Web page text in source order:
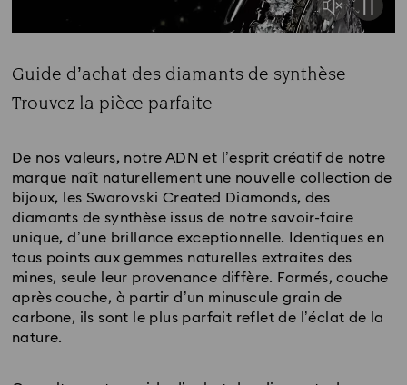
Guide d’achat des diamants de synthèse
Trouvez la pièce parfaite
De nos valeurs, notre ADN et l’esprit créatif de notre
marque naît naturellement une nouvelle collection de
bijoux, les Swarovski Created Diamonds, des
diamants de synthèse issus de notre savoir-faire
unique, d’une brillance exceptionnelle. Identiques en
tous points aux gemmes naturelles extraites des
mines, seule leur provenance diffère. Formés, couche
après couche, à partir d’un minuscule grain de
carbone, ils sont le plus parfait reflet de l’éclat de la
nature.